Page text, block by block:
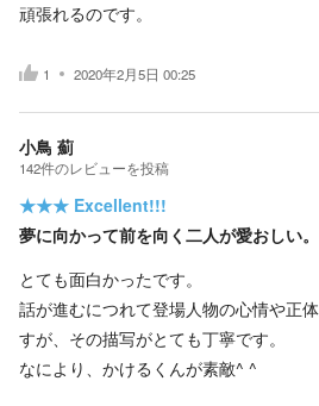
頑張れるのです。
1 2020年2月5日 00:25
小鳥 薊
142件のレビューを投稿
★★★ Excellent!!!
夢に向かって前を向く二人が愛おしい。
とても面白かったです。
話が進むにつれて登場人物の心情や正
すが、その描写がとても丁寧です。
なにより、かけるくんが素敵^ ^